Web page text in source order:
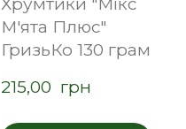
М'ята Плюс"
ГризьКо 130 грам
215,00  грн